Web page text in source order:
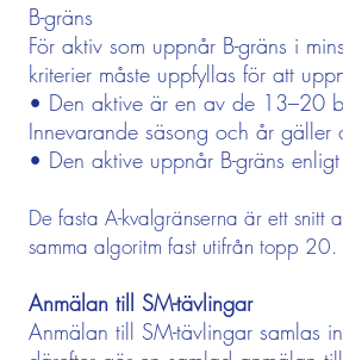
B-gräns
För aktiv som uppnår B-gräns i
kriterier måste uppfyllas för att
• Den aktive är en av de 13–20
Innevarande säsong och år
• Den aktive uppnår B-gräns
De fasta A-kvalgränserna är ett snitt
samma algoritm fast utifrån topp
Anmälan till SM-tävlingar
Anmälan till SM-tävlingar samlas